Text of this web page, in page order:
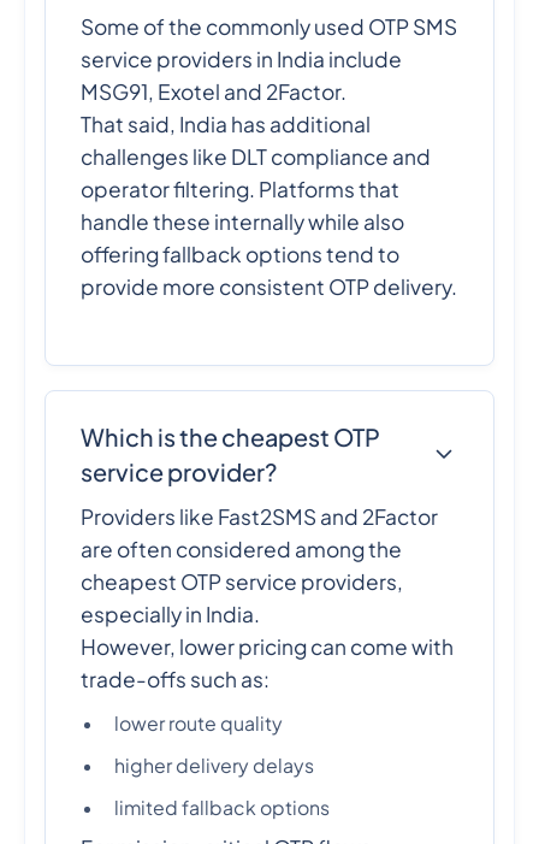
Some of the commonly used OTP SMS
service providers in India include
MSG91, Exotel and 2Factor.
That said, India has additional
challenges like DLT compliance and
operator filtering. Platforms that
handle these internally while also
offering fallback options tend to
provide more consistent OTP delivery.
Which is the cheapest OTP
service provider?
Providers like Fast2SMS and 2Factor
are often considered among the
cheapest OTP service providers,
especially in India.
However, lower pricing can come with
trade-offs such as:
lower route quality
higher delivery delays
limited fallback options